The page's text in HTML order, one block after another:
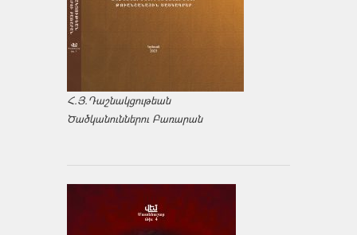
Հ.Յ.Դաշնակցութեան
Ծածկանուններու Բառարան